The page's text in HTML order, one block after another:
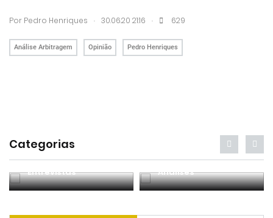
Por Pedro Henriques . 30.06.20 21:16 . 629
Análise Arbitragem Opinião Pedro Henriques
Categorias
Entrevistas Análises